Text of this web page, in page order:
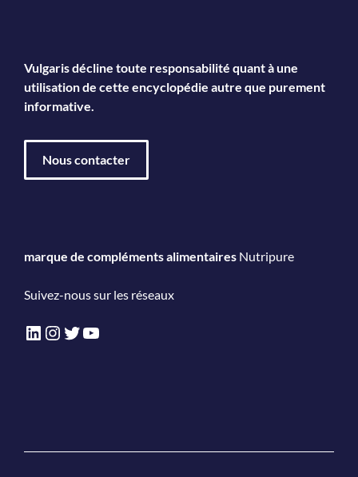
Vulgaris décline toute responsabilité quant à une
utilisation de cette encyclopédie autre que purement
informative.
Nous contacter
marque de compléments alimentaires Nutripure
Suivez-nous sur les réseaux
LinkedIn
Instagram
Twitter
YouTube